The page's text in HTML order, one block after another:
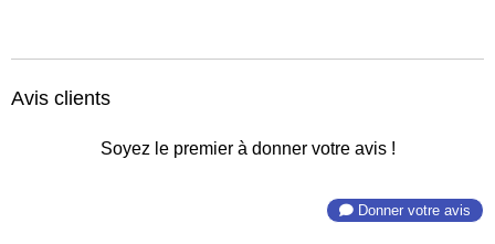
Avis clients
Soyez le premier à donner votre avis !
Donner votre avis